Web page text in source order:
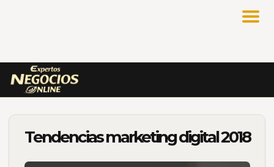
Tendencias marketing digital 2018